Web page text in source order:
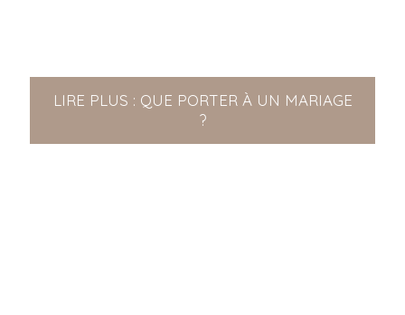
LIRE PLUS : QUE PORTER À UN MARIAGE
?